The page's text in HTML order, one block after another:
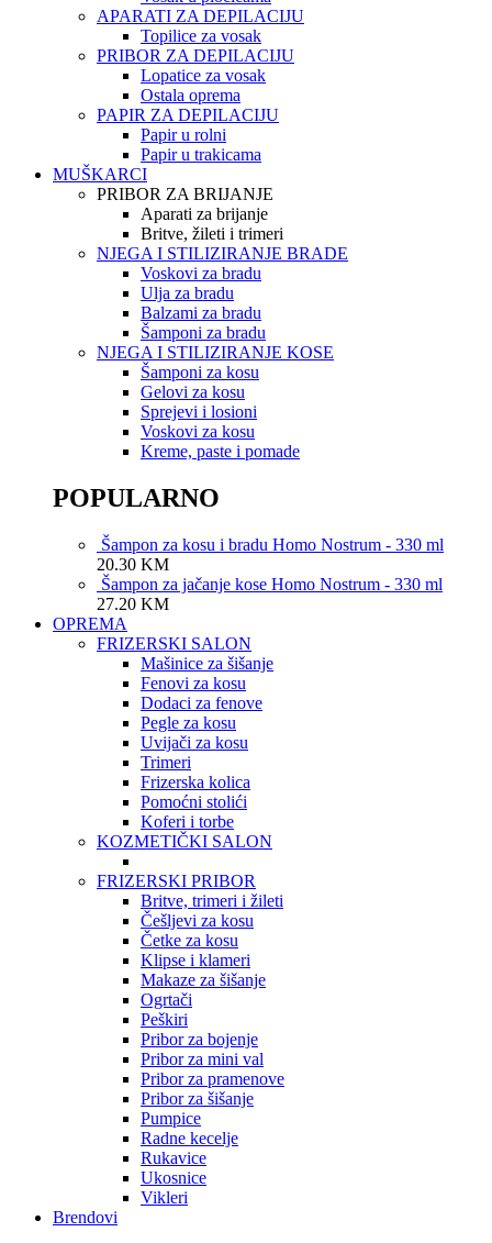
APARATI ZA DEPILACIJU
Topilice za vosak
PRIBOR ZA DEPILACIJU
Lopatice za vosak
Ostala oprema
PAPIR ZA DEPILACIJU
Papir u rolni
Papir u trakicama
MUŠKARCI
PRIBOR ZA BRIJANJE
Aparati za brijanje
Britve, žileti i trimeri
NJEGA I STILIZIRANJE BRADE
Voskovi za bradu
Ulja za bradu
Balzami za bradu
Šamponi za bradu
NJEGA I STILIZIRANJE KOSE
Šamponi za kosu
Gelovi za kosu
Sprejevi i losioni
Voskovi za kosu
Kreme, paste i pomade
POPULARNO
Šampon za kosu i bradu Homo Nostrum - 330 ml
20.30 KM
Šampon za jačanje kose Homo Nostrum - 330 ml
27.20 KM
OPREMA
FRIZERSKI SALON
Mašinice za šišanje
Fenovi za kosu
Dodaci za fenove
Pegle za kosu
Uvijači za kosu
Trimeri
Frizerska kolica
Pomoćni stolići
Koferi i torbe
KOZMETIČKI SALON
FRIZERSKI PRIBOR
Britve, trimeri i žileti
Češljevi za kosu
Četke za kosu
Klipse i klameri
Makaze za šišanje
Ogrtači
Peškiri
Pribor za bojenje
Pribor za mini val
Pribor za pramenove
Pribor za šišanje
Pumpice
Radne kecelje
Rukavice
Ukosnice
Vikleri
Brendovi